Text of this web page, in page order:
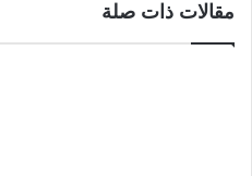
راديو النجاح
مقالات ذات صلة